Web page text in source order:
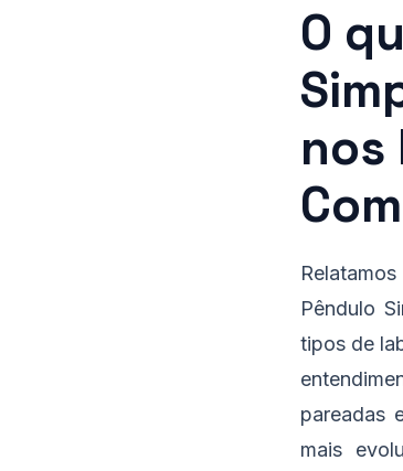
O
nos
Pêndulo
tipos de
pareadas
mais